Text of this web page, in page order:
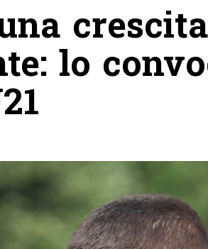
crescita
lo